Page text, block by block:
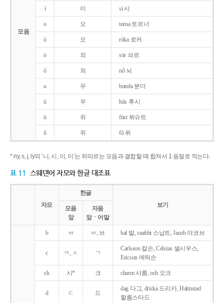
모음
í 이 sí 시
o 오 torna 토르너
ó 오 róka 로커
ö 외 sör 쇠르
ő 외 nő 뇌
u 우 bunda 분더
ú 우 hús 후시
ü 위 füst 퓌슈트
ű 위 fű 퓌
* ny, s, j, ly의 ‘니, 시, 이, 이’는 뒤따르는 모음과 결합할 때 합쳐서 1 음절로 적는다.
표 11 스웨덴어 자모와 한글 대조표
자모
한글
보기
모음
앞
자음
앞ㆍ어말
b ㅂ ㅂ, 브 bal 발, snabbt 스납트, Jacob 야코브
c ㅋ, ㅅ ㄱ
Carlsson 칼손, Celsius 셀시우스,
Ericson 에릭손
ch 시* 크 charm 샤름, och 오크
d ㄷ 드
dag 다그, dricka 드리카, Halmstad
할름스타드